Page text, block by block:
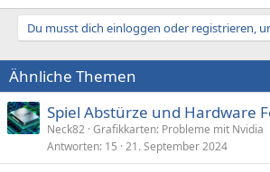
Du musst dich einloggen oder registrieren,
Ähnliche Themen
Spiel Abstürze und Hardware
Neck82 Grafikkarten: Probleme mit Nvidia
Antworten 15 21. September 2024